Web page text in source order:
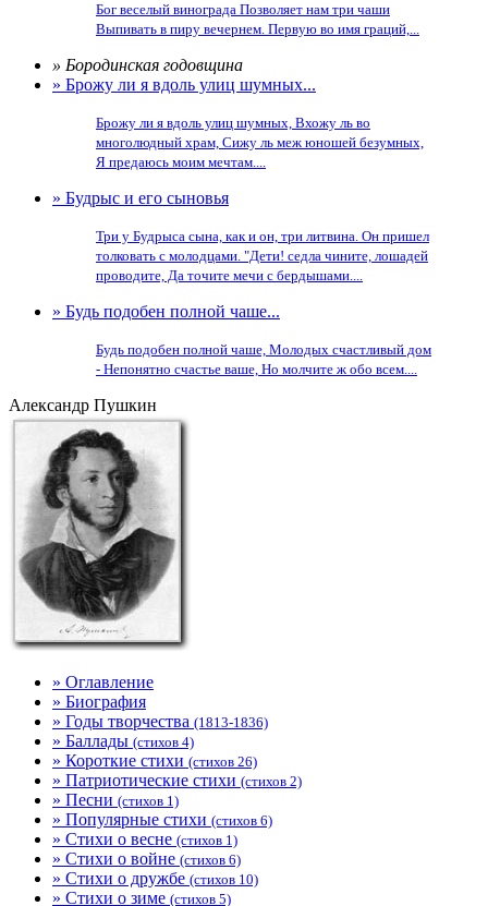
Бог веселый винограда Позволяет нам три чаши
Выпивать в пиру вечернем. Первую во имя граций,...
» Бородинская годовщина
» Брожу ли я вдоль улиц шумных...
Брожу ли я вдоль улиц шумных, Вхожу ль во
многолюдный храм, Сижу ль меж юношей безумных,
Я предаюсь моим мечтам....
» Будрыс и его сыновья
Три у Будрыса сына, как и он, три литвина. Он пришел
толковать с молодцами. "Дети! седла чините, лошадей
проводите, Да точите мечи с бердышами....
» Будь подобен полной чаше...
Будь подобен полной чаше, Молодых счастливый дом
- Непонятно счастье ваше, Но молчите ж обо всем....
Александр Пушкин
» Оглавление
» Биография
» Годы творчества (1813-1836)
» Баллады (стихов 4)
» Короткие стихи (стихов 26)
» Патриотические стихи (стихов 2)
» Песни (стихов 1)
» Популярные стихи (стихов 6)
» Стихи о весне (стихов 1)
» Стихи о войне (стихов 6)
» Стихи о дружбе (стихов 10)
» Стихи о зиме (стихов 5)